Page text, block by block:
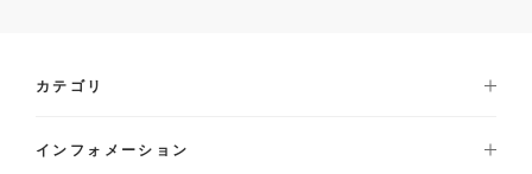
カテゴリ
インフォメーション